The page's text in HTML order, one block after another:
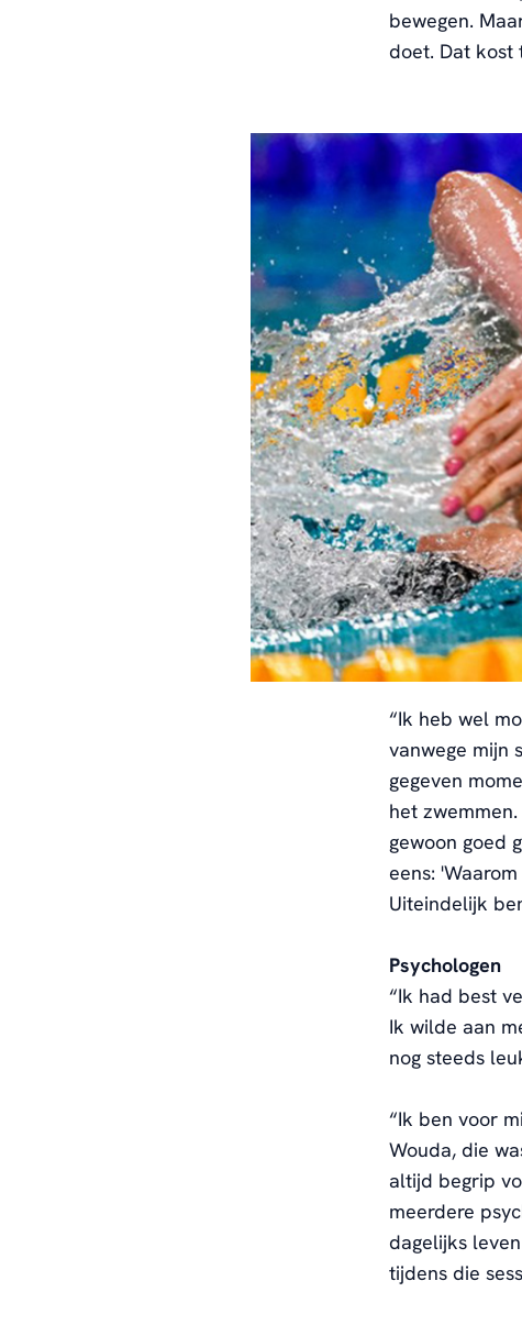
bewegen.
doet. Dat kost
“Ik heb wel
vanwege mijn
gegeven
het zwemmen.
gewoon goed
eens:
Uiteindelijk
Psychologen
“Ik had best
Ik wilde aan
nog steeds
“Ik ben voor
Wouda, die
altijd begrip
meerdere
dagelijks
tijdens die